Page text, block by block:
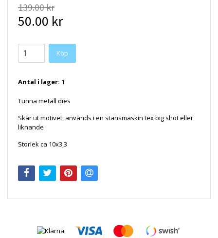
139.00 kr
50.00 kr
Antal i lager: 1
Tunna metall dies
Skär ut motivet, används i en stansmaskin tex big shot eller
liknande
Storlek ca 10x3,3